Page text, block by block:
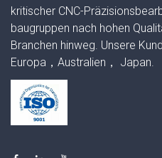
kritischer CNC-
baugruppen nach hohen
Branchen hinweg. Unsere
Europa，Australien， Japan.